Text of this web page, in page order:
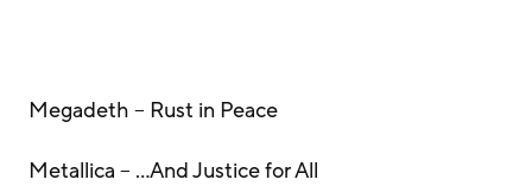
Megadeth – Rust in Peace
Metallica – …And Justice for All